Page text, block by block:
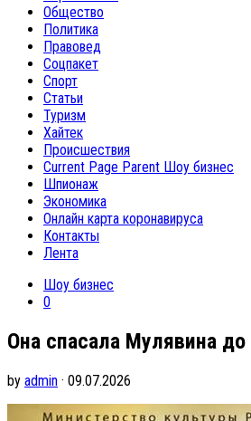
Общество
Политика
Правовед
Соцпакет
Спорт
Статьи
Туризм
Хайтек
Происшествия
Current Page Parent Шоу бизнес
Шпионаж
Экономика
Онлайн карта коронавируса
Контакты
Лента
Шоу бизнес
0
Она спасала Мулявина
by admin · 09.07.2026